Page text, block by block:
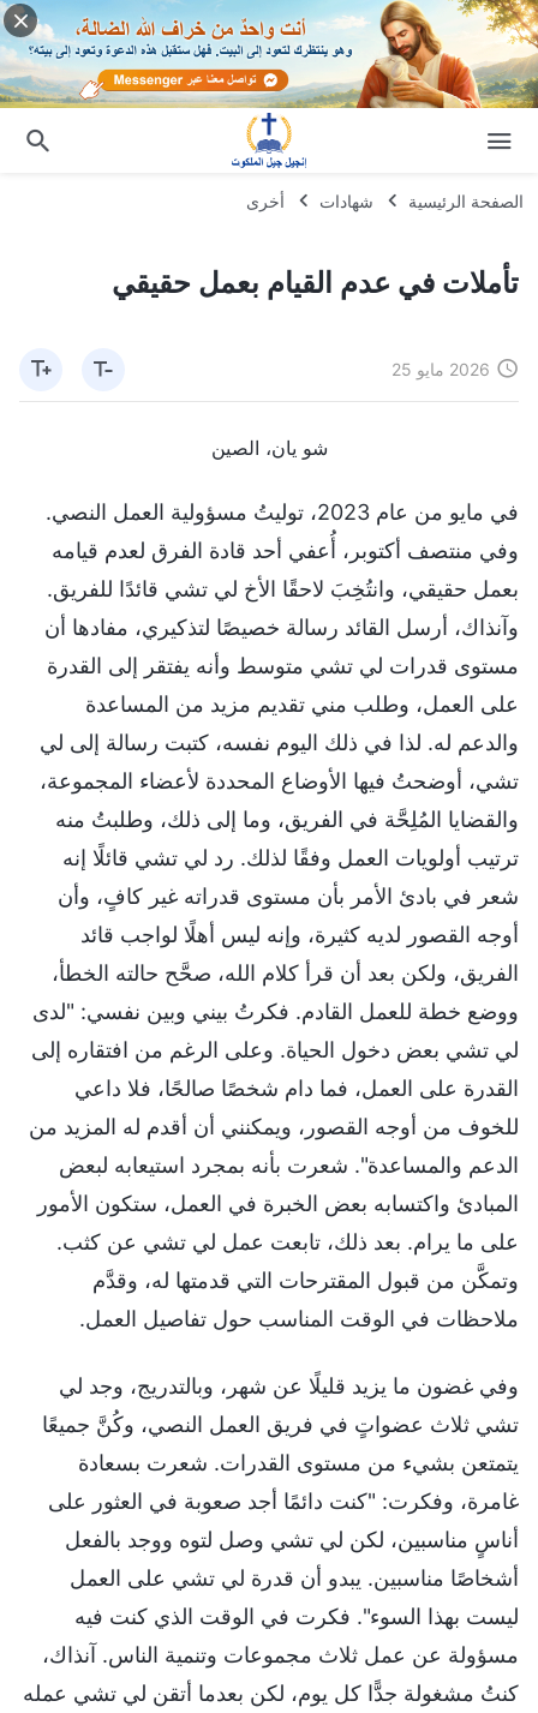
الصفحة الرئيسية شهادات أخرى
تأملات في عدم القيام بعمل حقيقي
2026 مايو 25
شو يان، الصين
في مايو من عام 2023، توليتُ مسؤولية العمل النصي.
وفي منتصف أكتوبر، أُعفي أحد قادة الفرق لعدم قيامه
بعمل حقيقي، وانتُخِبَ لاحقًا الأخ لي تشي قائدًا للفريق.
وآنذاك، أرسل القائد رسالة خصيصًا لتذكيري، مفادها أن
مستوى قدرات لي تشي متوسط وأنه يفتقر إلى القدرة
على العمل، وطلب مني تقديم مزيد من المساعدة
والدعم له. لذا في ذلك اليوم نفسه، كتبت رسالة إلى لي
تشي، أوضحتُ فيها الأوضاع المحددة لأعضاء المجموعة،
والقضايا المُلِحَّة في الفريق، وما إلى ذلك، وطلبتُ منه
ترتيب أولويات العمل وفقًا لذلك. رد لي تشي قائلًا إنه
شعر في بادئ الأمر بأن مستوى قدراته غير كافٍ، وأن
أوجه القصور لديه كثيرة، وإنه ليس أهلًا لواجب قائد
الفريق، ولكن بعد أن قرأ كلام الله، صحَّح حالته الخطأ،
ووضع خطة للعمل القادم. فكرتُ بيني وبين نفسي: "لدى
لي تشي بعض دخول الحياة. وعلى الرغم من افتقاره إلى
القدرة على العمل، فما دام شخصًا صالحًا، فلا داعي
للخوف من أوجه القصور، ويمكنني أن أقدم له المزيد من
الدعم والمساعدة". شعرت بأنه بمجرد استيعابه لبعض
المبادئ واكتسابه بعض الخبرة في العمل، ستكون الأمور
على ما يرام. بعد ذلك، تابعت عمل لي تشي عن كثب.
وتمكَّن من قبول المقترحات التي قدمتها له، وقدَّم
ملاحظات في الوقت المناسب حول تفاصيل العمل.
وفي غضون ما يزيد قليلًا عن شهر، وبالتدريج، وجد لي
تشي ثلاث عضواتٍ في فريق العمل النصي، وكُنَّ جميعًا
يتمتعن بشيء من مستوى القدرات. شعرت بسعادة
غامرة، وفكرت: "كنت دائمًا أجد صعوبة في العثور على
أناسٍ مناسبين، لكن لي تشي وصل لتوه ووجد بالفعل
أشخاصًا مناسبين. يبدو أن قدرة لي تشي على العمل
ليست بهذا السوء". فكرت في الوقت الذي كنت فيه
مسؤولة عن عمل ثلاث مجموعات وتنمية الناس. آنذاك،
كنتُ مشغولة جدًّا كل يوم، لكن بعدما أتقن لي تشي عمله